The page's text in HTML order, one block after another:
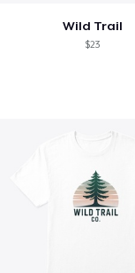
Wild Trail
$23